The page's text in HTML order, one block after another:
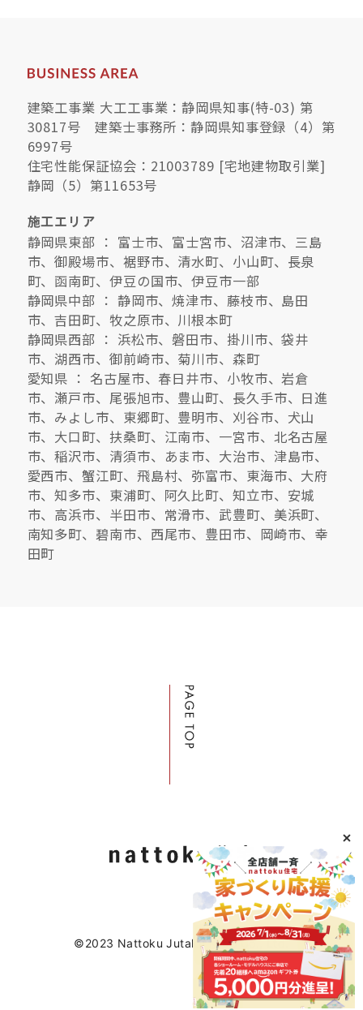
建築工事業 大工工事業：静岡県知事(特-03) 第
30817号 建築士事務所：静岡県知事登録（4）第
6997号
住宅性能保証協会：21003789 [宅地建物取引業]
静岡（5）第11653号
施工エリア
静岡県東部 ： 富士市、富士宮市、沼津市、三島
市、御殿場市、裾野市、清水町、小山町、長泉
町、函南町、伊豆の国市、伊豆市一部
静岡県中部 ： 静岡市、焼津市、藤枝市、島田
市、吉田町、牧之原市、川根本町
静岡県西部 ： 浜松市、磐田市、掛川市、袋井
市、湖西市、御前崎市、菊川市、森町
愛知県 ： 名古屋市、春日井市、小牧市、岩倉
市、瀬戸市、尾張旭市、豊山町、長久手市、日進
市、みよし市、東郷町、豊明市、刈谷市、犬山
市、大口町、扶桑町、江南市、一宮市、北名古屋
市、稲沢市、清須市、あま市、大治市、津島市、
愛西市、蟹江町、飛島村、弥富市、東海市、大府
市、知多市、東浦町、阿久比町、知立市、安城
市、高浜市、半田市、常滑市、武豊町、美浜町、
南知多町、碧南市、西尾市、豊田市、岡崎市、幸
田町
©2023 Nattoku Jutaku Kobo Co., Ltd.